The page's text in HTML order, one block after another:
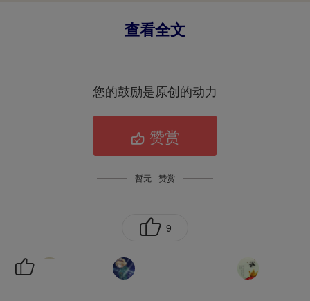
耳鼻喉科夜间门诊:医院东区四楼
就医需求及时到聊城市第三人民医院相关科室享受
夜间门诊服务。
来源｜聊城市第三人民医院
查看全文
您的鼓励是原创的动力
赞赏
暂无 赞赏
 9
